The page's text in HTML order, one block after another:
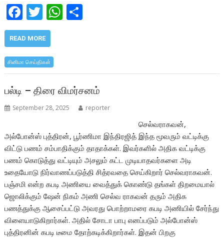
F
ac
e
b
o
o
k
T
w
itt
er
W
h
A
p
p
READ MORE
சினிமா செய்திகள்
பல்டி – திரை விமர்சனம்
September 28, 2025 reporter
செல்வராகவன்,
அல்போன்ஸ் புத்திரன், பூர்ணிமா இந்திரஜித் இந்த மூவரும் வட்டிக்கு
விட்டு பணம் சம்பாதிக்கும் தாதாக்கள். இவர்களில் அதிக வட்டிக்கு
பணம் கொடுத்து வட்டியும் அசலும் கட்ட முடியாதவர்களை அடி
உதையோடு நிர்வாணப்படுத்தி சித்ரவதை செய்கிறார் செல்வராகவன்.
பஞ்சமி என்ற கபடி அணியை வைத்துக் கொண்டு தங்கள் திறமையால்
ஜொலிக்கும் ஷேன் நிகம் அணி செல்வ ராகவன் தரும் அதிக
பணத்துக்கு ஆசைப்பட்டு அவரது பொற்றாமரை கபடி அணியில் சேர்ந்து
விளையாடுகிறார்கள். அதில் சோடா பாபு எனப்படும் அல்போன்ஸ்
புத்திரனின் கபடி டீமை தோற்கடிக்கிறார்கள். இதன் பிறகு